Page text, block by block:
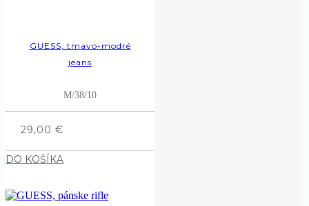
GUESS, tmavo-modré
jeans
M/38/10
29,00 €
DO KOŠÍKA